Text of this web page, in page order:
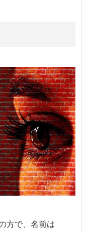
方で、名前は